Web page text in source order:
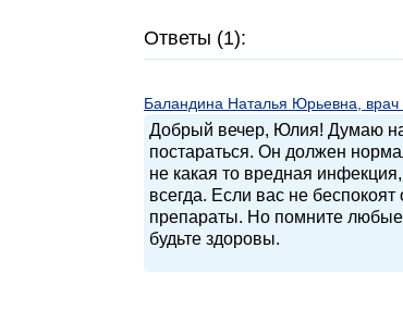
Ответы (1):
Баландина Наталья Юрьевна, врач
Добрый вечер, Юлия! Думаю
постараться. Он должен
не какая то вредная
всегда. Если вас не
препараты. Но помните любые
будьте здоровы.